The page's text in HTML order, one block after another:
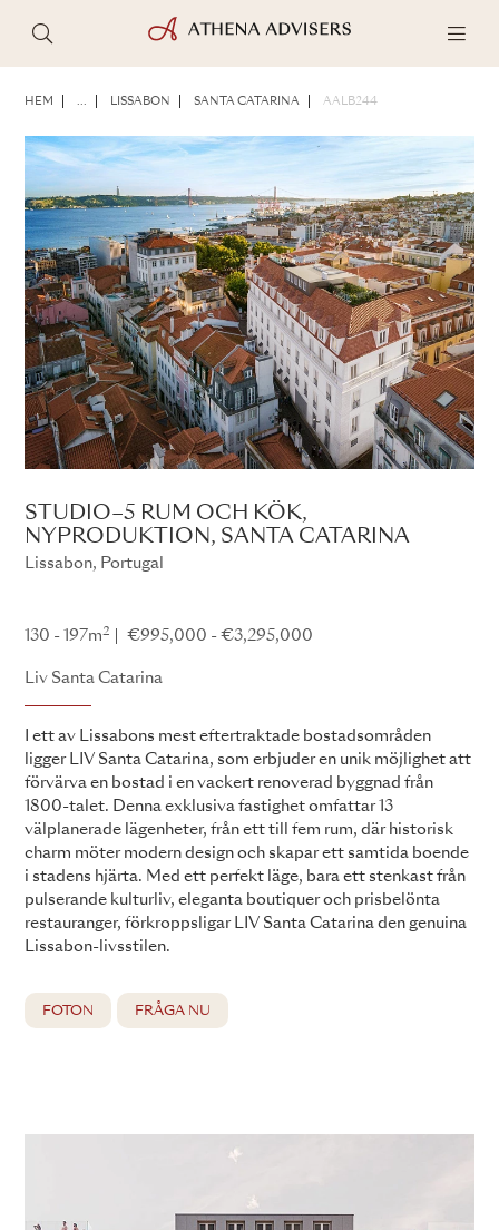
HEM ... LISSABON SANTA CATARINA AALB244
STUDIO–5 RUM OCH KÖK,
NYPRODUKTION, SANTA CATARINA
Lissabon, Portugal
130 - 197m2 €995,000 - €3,295,000
Liv Santa Catarina
I ett av Lissabons mest eftertraktade bostadsområden
ligger LIV Santa Catarina, som erbjuder en unik möjlighet att
förvärva en bostad i en vackert renoverad byggnad från
1800-talet. Denna exklusiva fastighet omfattar 13
välplanerade lägenheter, från ett till fem rum, där historisk
charm möter modern design och skapar ett samtida boende
i stadens hjärta. Med ett perfekt läge, bara ett stenkast från
pulserande kulturliv, eleganta boutiquer och prisbelönta
restauranger, förkroppsligar LIV Santa Catarina den genuina
Lissabon-livsstilen.
FOTON FRÅGA NU